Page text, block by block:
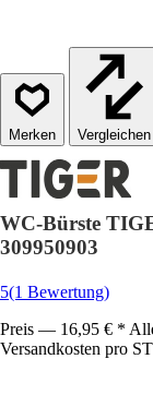
Vergleichen
WC-Bürste
309950903
5(1 Bewertung)
Preis — 16,95 € *
Versandkosten pro ST